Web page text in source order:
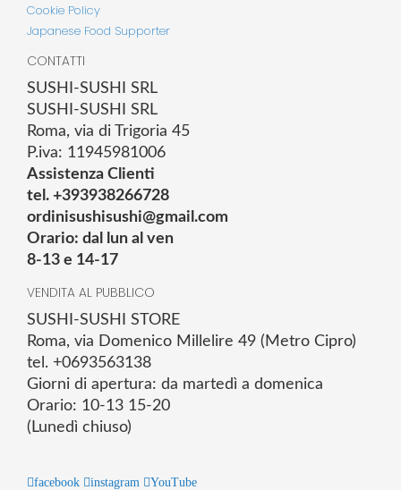
Cookie Policy
Japanese Food Supporter
CONTATTI
SUSHI-SUSHI SRL
SUSHI-SUSHI SRL
Roma, via di Trigoria 45
P.iva: 11945981006
Assistenza Clienti
tel. +393938266728
ordinisushisushi@gmail.com
Orario: dal lun al ven
8-13 e 14-17
VENDITA AL PUBBLICO
SUSHI-SUSHI STORE
Roma, via Domenico Millelire 49 (Metro Cipro)
tel. +0693563138
Giorni di apertura: da martedì a domenica
Orario: 10-13 15-20
(Lunedì chiuso)
facebook instagram YouTube